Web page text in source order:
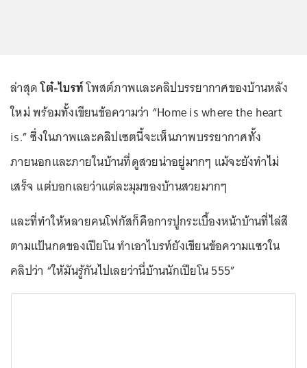
ล่าสุดโต๋-ไบรท์โพสต์ภาพและคลิปบรรยากาศของบ้านหลัง
ใหม่ พร้อมทั้งเขียนข้อความว่า “Home is where the heart
is.” ซึ่งในภาพและคลิปเซตนี้จะเห็นภาพบรรยากาศทั้ง
ภายนอกและภายในบ้านที่ดูสวยน่าอยู่มากๆ แม้จะยังทำไม่
เสร็จ แต่บอกเลยว่าแต่ละมุมของบ้านสวยมากๆ
และที่ทำให้หลายคนโฟกัสก็คือการปูกระเบื้องหน้าบ้านที่ไล่สี
ตามแป้นกดของเปียโน ทำเอาไบรท์ยังเขียนข้อความแซวใน
คลิปว่า “ให้มันรู้กันไปเลยว่านี่บ้านนักเปียโน 555”